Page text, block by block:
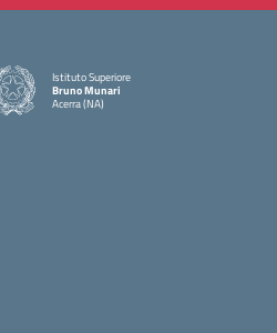
Istituto Superiore
Bruno Munari
Acerra (NA)